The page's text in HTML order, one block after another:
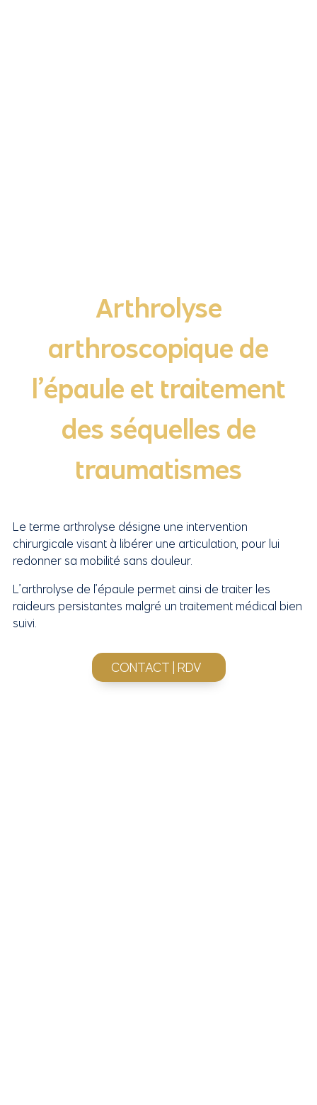
Arthrolyse
arthroscopique de
l’épaule et traitement
des séquelles de
traumatismes
Le terme arthrolyse désigne une intervention
chirurgicale visant à libérer une articulation, pour lui
redonner sa mobilité sans douleur.
L’arthrolyse de l’épaule permet ainsi de traiter les
raideurs persistantes malgré un traitement médical bien
suivi.
CONTACT | RDV